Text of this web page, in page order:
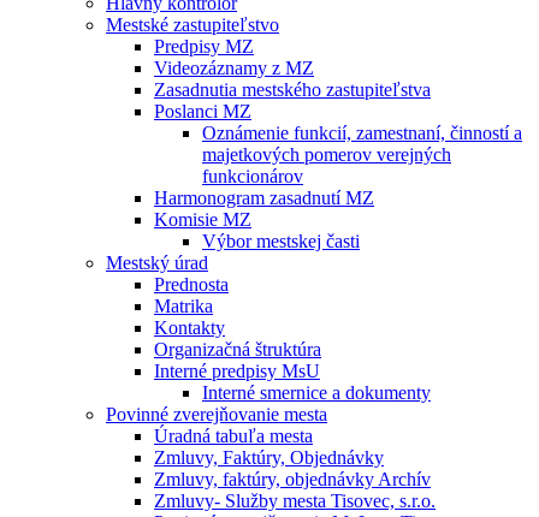
Mestské zastupiteľstvo
Predpisy MZ
Videozáznamy z MZ
Zasadnutia mestského zastupiteľstva
Poslanci MZ
Oznámenie funkcií, zamestnaní, činností a
majetkových pomerov verejných
funkcionárov
Harmonogram zasadnutí MZ
Komisie MZ
Výbor mestskej časti
Mestský úrad
Prednosta
Matrika
Kontakty
Organizačná štruktúra
Interné predpisy MsU
Interné smernice a dokumenty
Povinné zverejňovanie mesta
Úradná tabuľa mesta
Zmluvy, Faktúry, Objednávky
Zmluvy, faktúry, objednávky Archív
Zmluvy- Služby mesta Tisovec, s.r.o.